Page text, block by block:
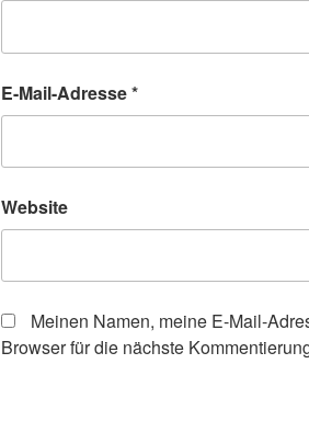
E-Mail-Adresse*
Website
Meinen Namen, meine E-Mail-
Browser für die nächste